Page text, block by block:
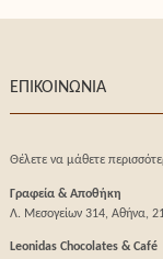
ΕΠΙΚΟΙΝΩΝΙΑ
Θέλετε να μάθετε
Γραφεία & Αποθήκη
Λ. Μεσογείων 314, Αθήνα,
Leonidas Chocolates & Café